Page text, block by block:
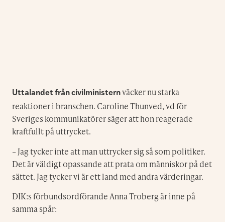
Uttalandet från civilministernväcker nu starka
reaktioner i branschen. Caroline Thunved, vd för
Sveriges kommunikatörer säger att hon reagerade
kraftfullt på uttrycket.
– Jag tycker inte att man uttrycker sig så som politiker.
Det är väldigt opassande att prata om människor på det
sättet. Jag tycker vi är ett land med andra värderingar.
DIK:s förbundsordförande Anna Troberg är inne på
samma spår: